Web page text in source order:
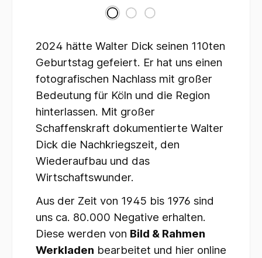
2024 hätte Walter Dick seinen 110ten
Geburtstag gefeiert. Er hat uns einen
fotografischen Nachlass mit großer
Bedeutung für Köln und die Region
hinterlassen. Mit großer
Schaffenskraft dokumentierte Walter
Dick die Nachkriegszeit, den
Wiederaufbau und das
Wirtschaftswunder.
Aus der Zeit von 1945 bis 1976 sind
uns ca. 80.000 Negative erhalten.
Diese werden von Bild & Rahmen
Werkladen bearbeitet und hier online